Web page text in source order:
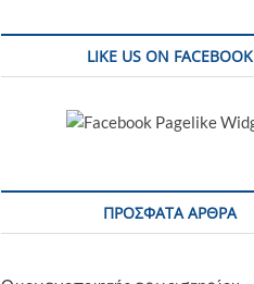
LIKE US ON FACEBOOK
ΠΡΌΣΦΑΤΑ ΆΡΘΡΑ